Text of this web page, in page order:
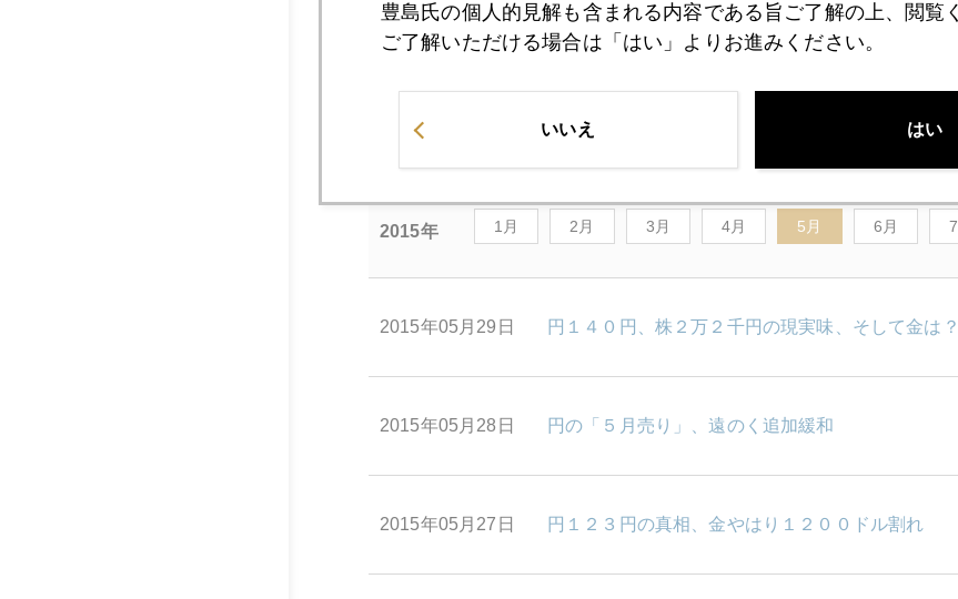
大久保通り拡張工事で、再来年には移転するそうな。
2015年 1月 2月 3月 4月 5月 6月
2015年05月29日 円１４０円、株２万２千円の現実味、そして金は？
2015年05月28日 円の「５月売り」、遠のく追加緩和
2015年05月27日 円１２３円の真相、金やはり１２００ドル割れ
豊島氏の個人的見解も含まれる内容である旨ご了解の上、閲覧
ご了解いただける場合は「はい」よりお進みください。
いいえ はい